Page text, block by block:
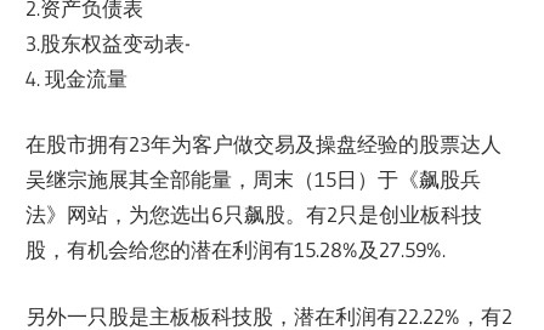
2.资产负债表
3.股东权益变动表-
4. 现金流量
在股市拥有23年为客户做交易及操盘经验的股票达人
吴继宗施展其全部能量，周末（15日）于《飙股兵
法》网站，为您选出6只飙股。有2只是创业板科技
股，有机会给您的潜在利润有15.28%及27.59%.
另外一只股是主板板科技股，潜在利润有22.22%，有2